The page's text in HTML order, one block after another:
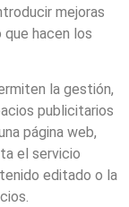
mejoras
hacen los
la gestión,
publicitarios
página web,
el servicio
editado o la